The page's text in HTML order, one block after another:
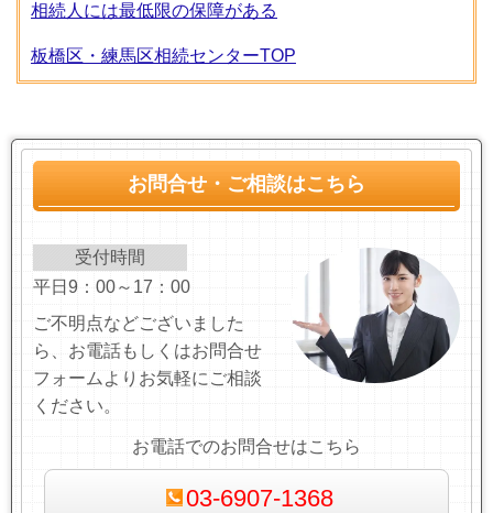
相続人には最低限の保障がある
板橋区・練馬区相続センターTOP
お問合せ・ご相談はこちら
受付時間
平日9：00～17：00
ご不明点などございました
ら、お電話もしくはお問合せ
フォームよりお気軽にご相談
ください。
お電話でのお問合せはこちら
03-6907-1368